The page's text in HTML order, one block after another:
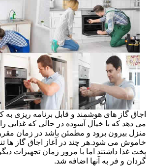
اجاق گاز های هوشمند و قابل برنامه ریزی به
می دهد که با خیال آسوده در حالی که غذایی
منزل بیرون برود و مطمئن باشد در زمان
خاموش می شود.هر چند در آغاز اجاق گاز ها
پخت غذا داشتند اما با مرور زمان تجهیزات
گردان و فر به آنها اضافه شد.